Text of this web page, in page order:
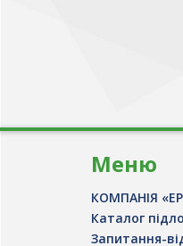
Меню
КОМПАНІЯ
Каталог
Запитання-